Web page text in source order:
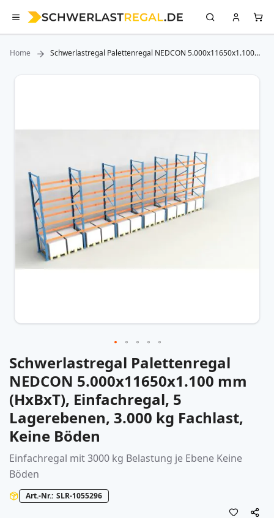
Home
Schwerlastregal Palettenregal NEDCON 5.000x11650x1.100
Zum
Zum
Anfang
der
Bildergalerie
springen
Schwerlastregal Palettenregal
NEDCON 5.000x11650x1.100 mm
(HxBxT), Einfachregal, 5
Lagerebenen, 3.000 kg Fachlast,
Keine Böden
Einfachregal mit 3000 kg Belastung je Ebene Keine
Böden
Art.-Nr. SLR-1055296